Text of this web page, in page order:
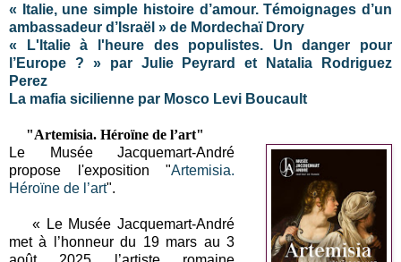
« Italie, une simple histoire d’amour. Témoignages d’un
ambassadeur d’Israël » de Mordechaï Drory
« L'Italie à l'heure des populistes. Un danger pour
l’Europe ? » par Julie Peyrard et Natalia Rodriguez
Perez
La mafia sicilienne par Mosco Levi Boucault
"Artemisia. Héroïne de l’art"
Le Musée Jacquemart-André
propose l'exposition "Artemisia.
Héroïne de l’art".
« Le Musée Jacquemart-André
met à l’honneur du 19 mars au 3